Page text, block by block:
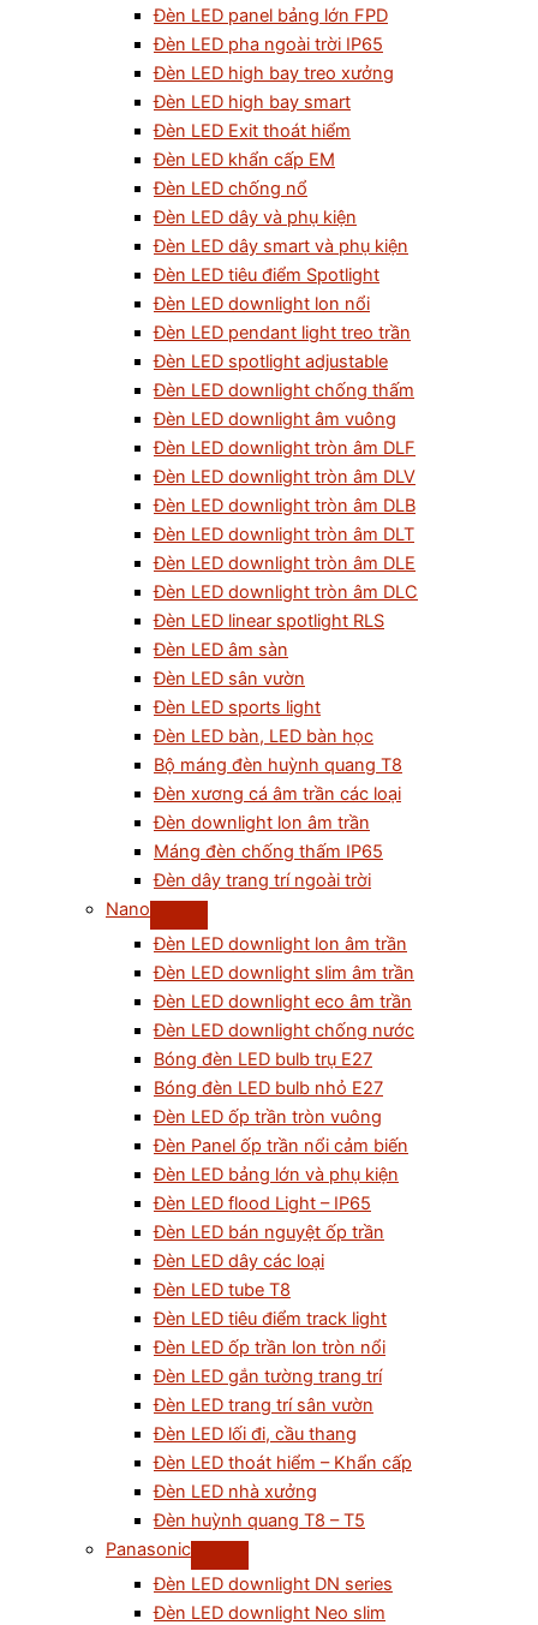
Đèn LED panel bảng lớn FPD
Đèn LED pha ngoài trời IP65
Đèn LED high bay treo xưởng
Đèn LED high bay smart
Đèn LED Exit thoát hiểm
Đèn LED khẩn cấp EM
Đèn LED chống nổ
Đèn LED dây và phụ kiện
Đèn LED dây smart và phụ kiện
Đèn LED tiêu điểm Spotlight
Đèn LED downlight lon nổi
Đèn LED pendant light treo trần
Đèn LED spotlight adjustable
Đèn LED downlight chống thấm
Đèn LED downlight âm vuông
Đèn LED downlight tròn âm DLF
Đèn LED downlight tròn âm DLV
Đèn LED downlight tròn âm DLB
Đèn LED downlight tròn âm DLT
Đèn LED downlight tròn âm DLE
Đèn LED downlight tròn âm DLC
Đèn LED linear spotlight RLS
Đèn LED âm sàn
Đèn LED sân vườn
Đèn LED sports light
Đèn LED bàn, LED bàn học
Bộ máng đèn huỳnh quang T8
Đèn xương cá âm trần các loại
Đèn downlight lon âm trần
Máng đèn chống thấm IP65
Đèn dây trang trí ngoài trời
Nano
Đèn LED downlight lon âm trần
Đèn LED downlight slim âm trần
Đèn LED downlight eco âm trần
Đèn LED downlight chống nước
Bóng đèn LED bulb trụ E27
Bóng đèn LED bulb nhỏ E27
Đèn LED ốp trần tròn vuông
Đèn Panel ốp trần nổi cảm biến
Đèn LED bảng lớn và phụ kiện
Đèn LED flood Light – IP65
Đèn LED bán nguyệt ốp trần
Đèn LED dây các loại
Đèn LED tube T8
Đèn LED tiêu điểm track light
Đèn LED ốp trần lon tròn nổi
Đèn LED gắn tường trang trí
Đèn LED trang trí sân vườn
Đèn LED lối đi, cầu thang
Đèn LED thoát hiểm – Khẩn cấp
Đèn LED nhà xưởng
Đèn huỳnh quang T8 – T5
Panasonic
Đèn LED downlight DN series
Đèn LED downlight Neo slim